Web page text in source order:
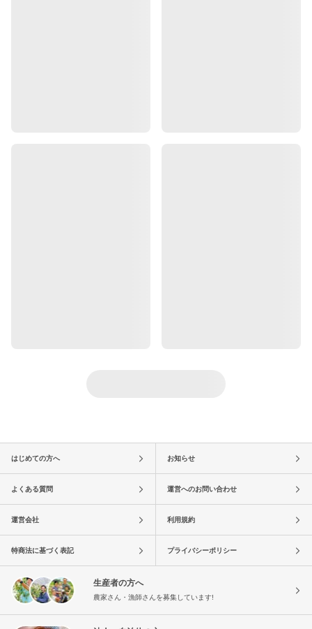
はじめての方へ お知らせ
よくある質問 運営へのお問い合わせ
運営会社 利用規約
特商法に基づく表記 プライバシーポリシー
生産者の方へ
農家さん・漁師さんを募集しています!